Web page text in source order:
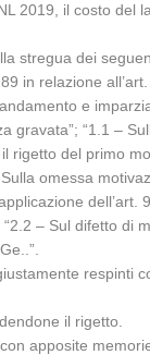
2019, il costo del
stregua dei
in relazione
e
gravata”; “1.1 –
rigetto del primo
omessa
dell’art.
– Sul difetto di
respinti
il rigetto.
apposite